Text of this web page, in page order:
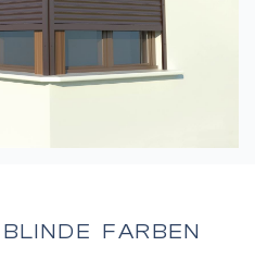
FARBEN